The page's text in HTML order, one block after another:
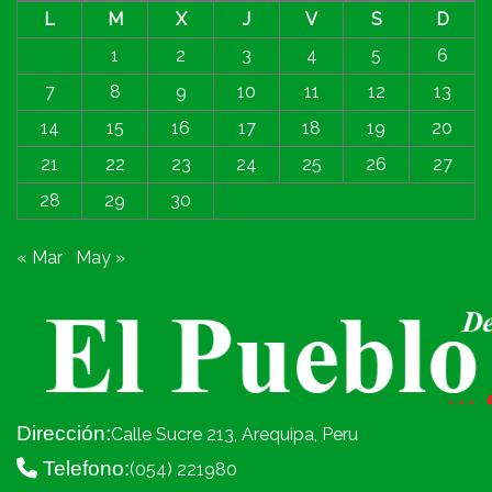
L M X J V S
D
1
2 3 4 5
6
7
8 9 10 11 12
13
14
15 16 17 18 19
20
21
22 23 24 25 26
27
28
29 30
« Mar May »
Dirección:Calle Sucre 213, Arequipa, Peru
Telefono:(054) 221980